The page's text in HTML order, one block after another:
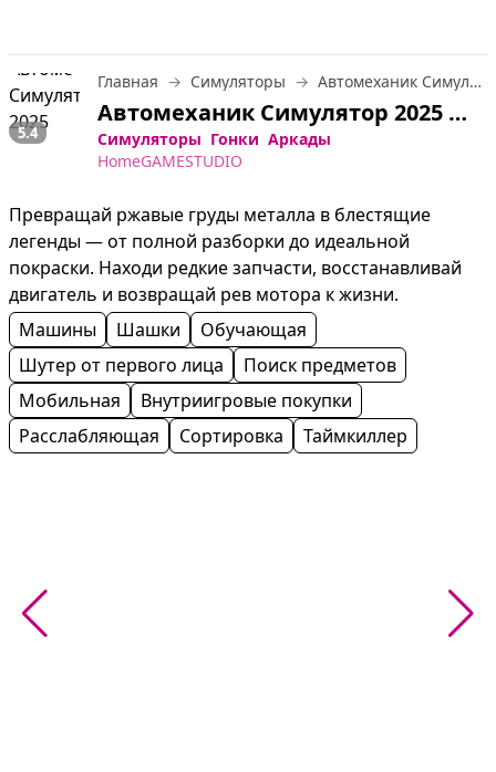
5.4
Главная Симуляторы Автомеханик Симулятор 2025
Автомеханик Симулятор 2025 — играть онлайн бесплатно
Симуляторы Гонки Аркады
HomeGAMESTUDIO
Превращай ржавые груды металла в блестящие
легенды — от полной разборки до идеальной
покраски. Находи редкие запчасти, восстанавливай
двигатель и возвращай рев мотора к жизни.
Машины
Шашки
Обучающая
Шутер от первого лица
Поиск предметов
Мобильная
Внутриигровые покупки
Расслабляющая
Сортировка Таймкиллер